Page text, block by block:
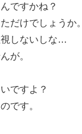
ですかね？
だけでしょうか。
しないしな…
が。
ですよ？
です。